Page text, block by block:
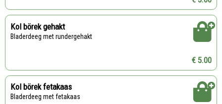
Kol börek gehakt
Bladerdeeg met rundergehakt
€ 5.00
Kol börek fetakaas
Bladerdeeg met fetakaas